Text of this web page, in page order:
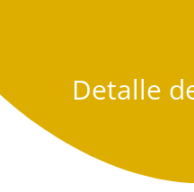
Detalle